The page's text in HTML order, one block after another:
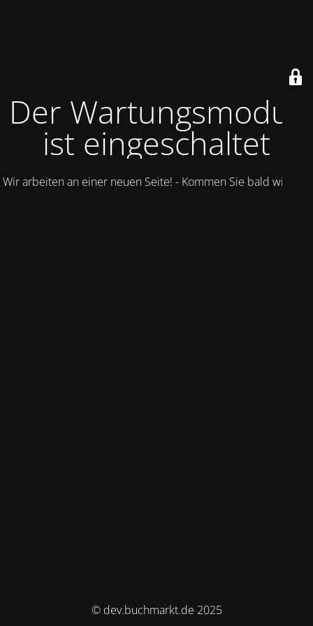
Der Wartungsmodus
ist eingeschaltet
Wir arbeiten an einer neuen Seite! - Kommen Sie bald wieder.
© dev.buchmarkt.de 2025